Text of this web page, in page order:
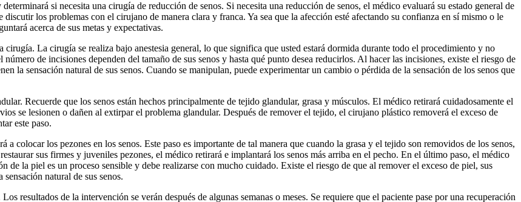
si necesita una cirugía de reducción de senos. Si necesita una reducción de senos, el médico evaluará su estado general de
los problemas con el cirujano de manera clara y franca. Ya sea que la afección esté afectando su confianza en sí mismo o le
acerca de sus metas y expectativas.
La cirugía se realiza bajo anestesia general, lo que significa que usted estará dormida durante todo el procedimiento y no
de incisiones dependen del tamaño de sus senos y hasta qué punto desea reducirlos. Al hacer las incisiones, existe el riesgo de
la sensación natural de sus senos. Cuando se manipulan, puede experimentar un cambio o pérdida de la sensación de los senos que
Recuerde que los senos están hechos principalmente de tejido glandular, grasa y músculos. El médico retirará cuidadosamente el
se lesionen o dañen al extirpar el problema glandular. Después de remover el tejido, el cirujano plástico removerá el exceso de
este paso.
colocar los pezones en los senos. Este paso es importante de tal manera que cuando la grasa y el tejido son removidos de los senos,
sus firmes y juveniles pezones, el médico retirará e implantará los senos más arriba en el pecho. En el último paso, el médico
de la piel es un proceso sensible y debe realizarse con mucho cuidado. Existe el riesgo de que al remover el exceso de piel, sus
natural de sus senos.
resultados de la intervención se verán después de algunas semanas o meses. Se requiere que el paciente pase por una recuperación